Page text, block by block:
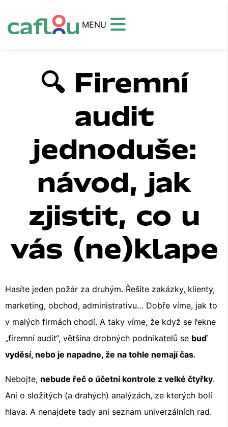
MENU
🔍 Firemní
audit
jednoduše:
návod, jak
zjistit, co u
vás (ne)klape
Hasíte jeden požár za druhým. Řešíte zakázky, klienty,
marketing, obchod, administrativu… Dobře víme, jak to
v malých firmách chodí. A taky víme, že když se řekne
„firemní audit“, většina drobných podnikatelů se buď
vyděsí, nebo je napadne, že na tohle nemají čas.
Nebojte, nebude řeč o účetní kontrole z velké čtyřky.
Ani o složitých (a drahých) analýzách, ze kterých bolí
hlava. A nenajdete tady ani seznam univerzálních rad.